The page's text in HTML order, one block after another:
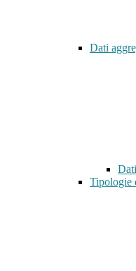
Dati
Tipologie